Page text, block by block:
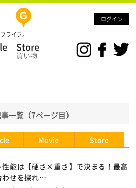
ログイン
ライフ。
Store
買い物
一覧（7ページ目）
Movie Store
性能は【硬さ×重さ】で決まる！最高
わせを探れ…